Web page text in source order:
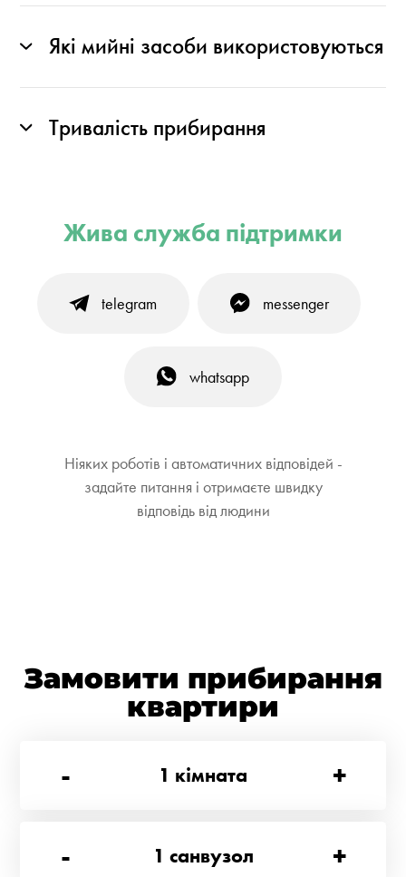
Які мийні засоби використовуються
Тривалість прибирання
Жива служба підтримки
telegram messenger
whatsapp
Ніяких роботів і автоматичних відповідей -
задайте питання і отримаєте швидку
відповідь від людини
Замовити прибирання
квартири
-
1 кімната +
- 1 санвузол +